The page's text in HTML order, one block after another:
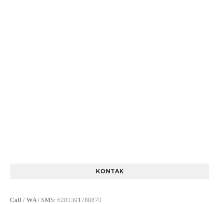
KONTAK
Call / WA / SMS: 6281391788870